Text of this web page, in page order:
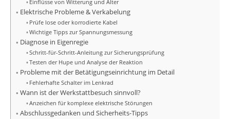
Einflüsse von Witterung und Alter
Elektrische Probleme & Verkabelung
Prüfe lose oder korrodierte Kabel
Wichtige Tipps zur Spannungsmessung
Diagnose in Eigenregie
Schritt-für-Schritt-Anleitung zur Sicherungsprüfung
Testen der Hupe und Analyse der Reaktion
Probleme mit der Betätigungseinrichtung im Detail
Fehlerhafte Schalter im Lenkrad
Wann ist der Werkstattbesuch sinnvoll?
Anzeichen für komplexe elektrische Störungen
Abschlussgedanken und Sicherheits-Tipps